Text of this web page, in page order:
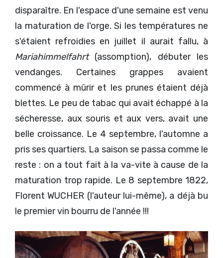
disparaître. En l'espace d'une semaine est venu
la maturation de l'orge. Si les températures ne
s'étaient refroidies en juillet il aurait fallu, à
Mariahimmelfahrt(assomption), débuter les
vendanges. Certaines grappes avaient
commencé à mûrir et les prunes étaient déjà
blettes. Le peu de tabac qui avait échappé à la
sécheresse, aux souris et aux vers, avait une
belle croissance. Le 4 septembre, l'automne a
pris ses quartiers. La saison se passa comme le
reste : on a tout fait à la va-vite à cause de la
maturation trop rapide. Le 8 septembre 1822,
Florent WUCHER (l'auteur lui-même), a déjà bu
le premier vin bourru de l'année !!!